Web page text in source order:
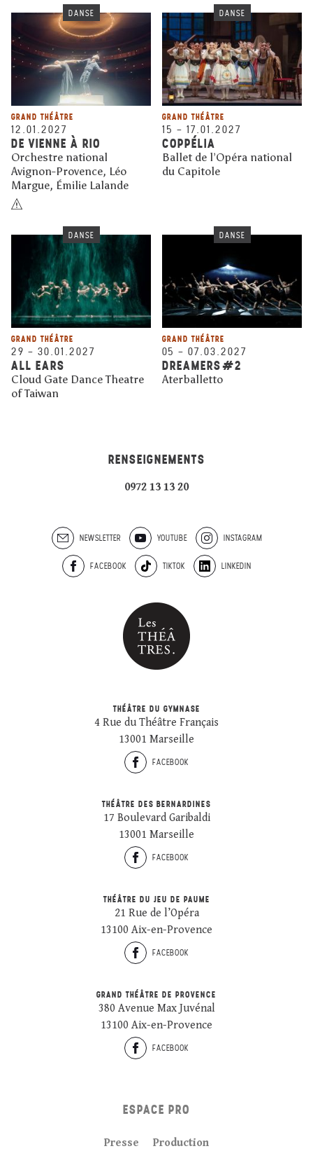
DANSE
GRAND THÉÂTRE
12.01.2027
DE VIENNE À RIO
Orchestre national
Avignon-Provence, Léo
Margue, Émilie Lalande
DANSE
GRAND THÉÂTRE
15 – 17.01.2027
COPPÉLIA
Ballet de l’Opéra national
du Capitole
DANSE
GRAND THÉÂTRE
29 – 30.01.2027
ALL EARS
Cloud Gate Dance Theatre
of Taiwan
DANSE
GRAND THÉÂTRE
05 – 07.03.2027
DREAMERS#2
Aterballetto
RENSEIGNEMENTS
0972 13 13 20
NEWSLETTER YOUTUBE INSTAGRAM
FACEBOOK TIKTOK LINKEDIN
THÉÂTRE DU GYMNASE
4 Rue du Théâtre Français
13001 Marseille
FACEBOOK
THÉÂTRE DES BERNARDINES
17 Boulevard Garibaldi
13001 Marseille
FACEBOOK
THÉÂTRE DU JEU DE PAUME
21 Rue de l’Opéra
13100 Aix-en-Provence
FACEBOOK
GRAND THÉÂTRE DE PROVENCE
380 Avenue Max Juvénal
13100 Aix-en-Provence
FACEBOOK
ESPACE PRO
Presse Production